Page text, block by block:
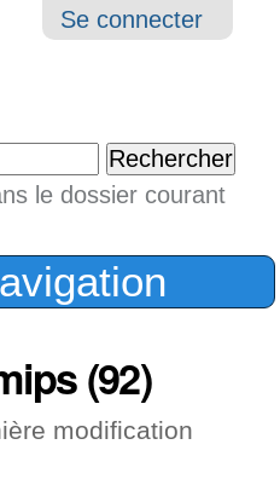
Outils
Se connecter
le dossier courant
(92)
modification